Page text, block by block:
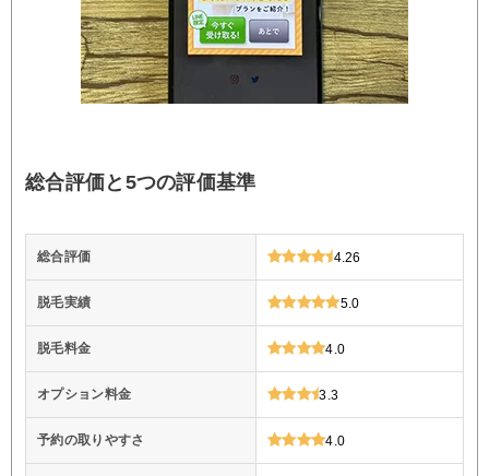
総合評価と5つの評価基準
総合評価 4.26
脱毛実績 5.0
脱毛料金 4.0
オプション料金 3.3
予約の取りやすさ 4.0